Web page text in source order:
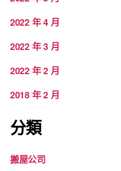
2022 年 4 月
2022 年 3 月
2022 年 2 月
2018 年 2 月
分類
搬屋公司